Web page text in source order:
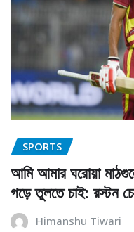
SPORTS
আমি আমার ঘরোয়া
গড়ে তুলতে চাই: রস্টন
Himanshu Tiwari